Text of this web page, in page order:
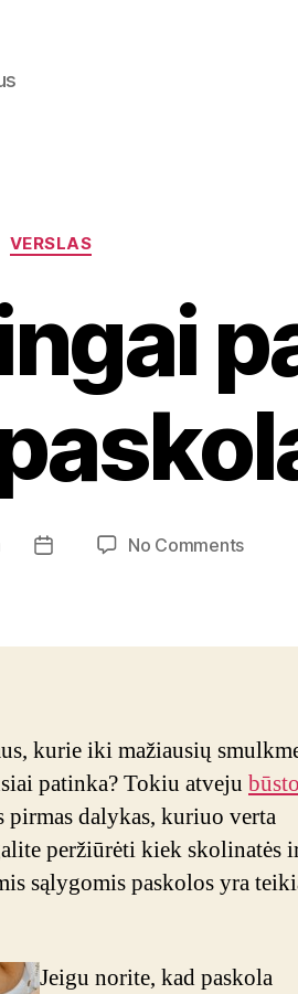
Categories
VERSLAS
Post
No Commentson
būsto
kurie iki mažiausių
patinka? Tokiu atveju būsto
pirmas dalykas, kuriuo verta
peržiūrėti kiek skolinatės
sąlygomis paskolos yra
Jeigu norite, kad paskola